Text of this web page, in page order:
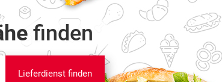
finden
Lieferdienst finden